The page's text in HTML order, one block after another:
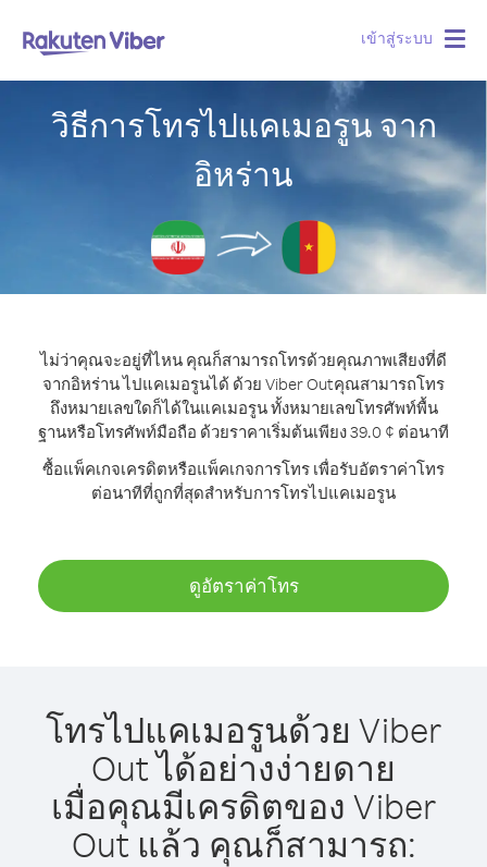
เข้าสู่ระบบ
วิธีการโทรไปแคเมอรูน จาก
อิหร่าน
ไม่ว่าคุณจะอยู่ที่ไหน คุณก็สามารถโทรด้วยคุณภาพเสียงที่ดี
จากอิหร่าน ไปแคเมอรูนได้ ด้วย Viber Outคุณสามารถโทร
ถึงหมายเลขใดก็ได้ในแคเมอรูน ทั้งหมายเลขโทรศัพท์พื้น
ฐานหรือโทรศัพท์มือถือ ด้วยราคาเริ่มต้นเพียง 39.0 ¢ ต่อนาที
ซื้อแพ็คเกจเครดิตหรือแพ็คเกจการโทร เพื่อรับอัตราค่าโทร
ต่อนาทีที่ถูกที่สุดสำหรับการโทรไปแคเมอรูน
ดูอัตราค่าโทร
โทรไปแคเมอรูนด้วย Viber
Out ได้อย่างง่ายดาย
เมื่อคุณมีเครดิตของ Viber
Out แล้ว คุณก็สามารถ: